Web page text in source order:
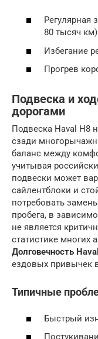
Регулярная
80 тысяч км)
Избегание
Прогрев
Подвеска и
дорогами
Подвеска Haval H8
сзади
баланс между
учитывая
подвески может
сайлентблоки и
потребовать
пробега, в
не является
статистике многих
Долговечность Haval
ездовых привычек
Типичные
Быстрый